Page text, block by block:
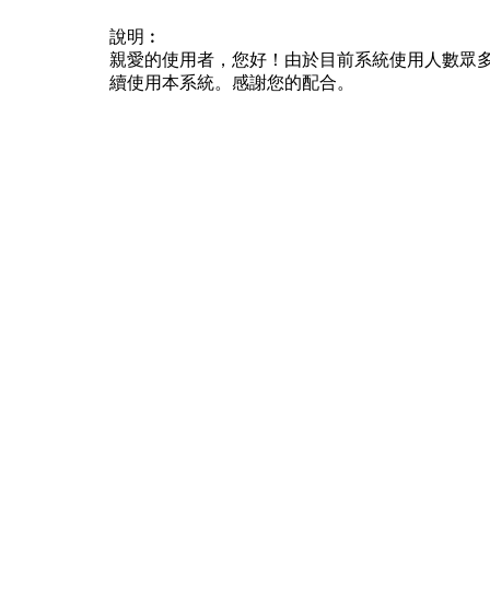
說明︰
親愛的使用者，您好！由於目前系統使用人數眾
續使用本系統。感謝您的配合。